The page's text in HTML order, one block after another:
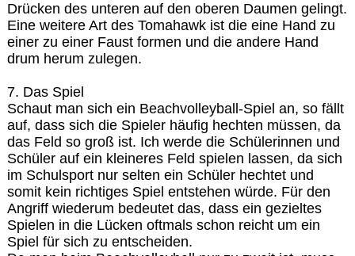
Drücken des unteren auf den oberen Daumen gelingt.
Eine weitere Art des Tomahawk ist die eine Hand zu
einer zu einer Faust formen und die andere Hand
drum herum zulegen.
7. Das Spiel
Schaut man sich ein Beachvolleyball-Spiel an, so fällt
auf, dass sich die Spieler häufig hechten müssen, da
das Feld so groß ist. Ich werde die Schülerinnen und
Schüler auf ein kleineres Feld spielen lassen, da sich
im Schulsport nur selten ein Schüler hechtet und
somit kein richtiges Spiel entstehen würde. Für den
Angriff wiederum bedeutet das, dass ein gezieltes
Spielen in die Lücken oftmals schon reicht um ein
Spiel für sich zu entscheiden.